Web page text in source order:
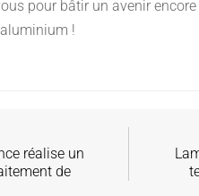
pour bâtir un avenir
!
réalise un
de